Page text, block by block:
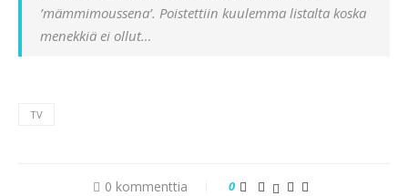
’mämmimoussena’. Poistettiin kuulemma listalta koska
menekkiä ei ollut…
TV
0 kommenttia 0